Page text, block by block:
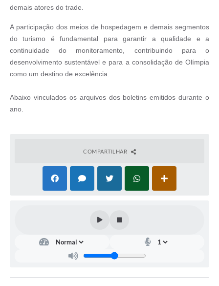
demais atores do trade.
A participação dos meios de hospedagem e demais segmentos
do turismo é fundamental para garantir a qualidade e a
continuidade do monitoramento, contribuindo para o
desenvolvimento sustentável e para a consolidação de Olímpia
como um destino de excelência.
Abaixo vinculados os arquivos dos boletins emitidos durante o
ano.
COMPARTILHAR